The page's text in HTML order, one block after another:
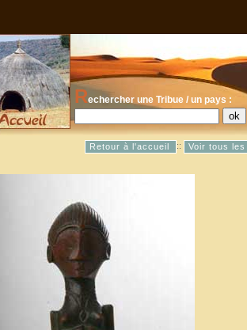
Rechercher une Tribue / un pays :
Retour à l'accueil :: Voir tous